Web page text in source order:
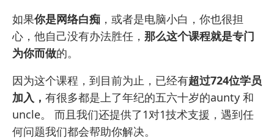
如果你是网络白痴 ，或者是电脑小白，你也很担
心，他自己没有办法胜任， 那么这个课程就是专门
为你而做的。
因为这个课程，到目前为止，已经有超过724位学员
加入， 有很多都是上了年纪的五六十岁的aunty 和
uncle。 而且我们还提供了1对1技术支援，遇到任
何问题我们都会帮助你解决。